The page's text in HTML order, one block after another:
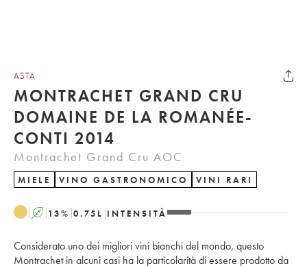
ASTA
MONTRACHET GRAND CRU
DOMAINE DE LA ROMANÉE-
CONTI 2014
Montrachet Grand Cru AOC
MIELE VINO GASTRONOMICO VINI RARI
A 13% 0.75 L INTENSITÀ
Considerato uno dei migliori vini bianchi del mondo, questo
Montrachet in alcuni casi ha la particolarità di essere prodotto da